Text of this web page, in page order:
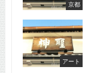
京都
アート